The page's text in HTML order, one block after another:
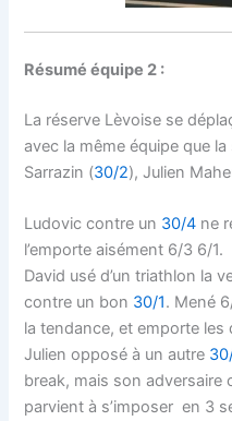
Résumé équipe 2 :
La réserve Lèvoise se
avec la même équipe que
Sarrazin (30/2), Julien
Ludovic contre un 30/4 ne
l’emporte aisément 6/3 6/1.
David usé d’un triathlon la
contre un bon 30/1. Mené
la tendance, et emporte
Julien opposé à un autre
break, mais son adversaire
parvient à s’imposer en 3